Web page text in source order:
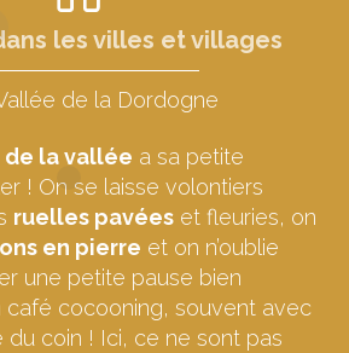
les villes et villages
de la Dordogne
la vallée a sa petite
! On se laisse volontiers
ruelles pavées et fleuries, on
en pierre et on n’oublie
une petite pause bien
café cocooning, souvent avec
du coin ! Ici, ce ne sont pas